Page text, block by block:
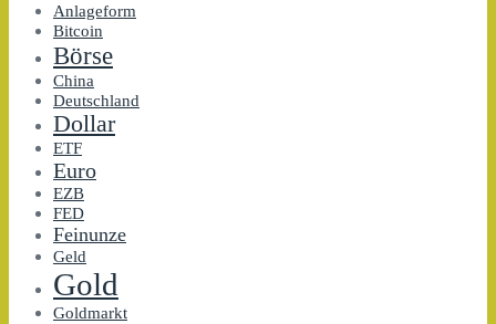
Anlageform
Bitcoin
Börse
China
Deutschland
Dollar
ETF
Euro
EZB
FED
Feinunze
Geld
Gold
Goldmarkt